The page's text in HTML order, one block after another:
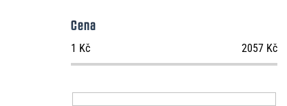
Cena
1 Kč 2057 Kč